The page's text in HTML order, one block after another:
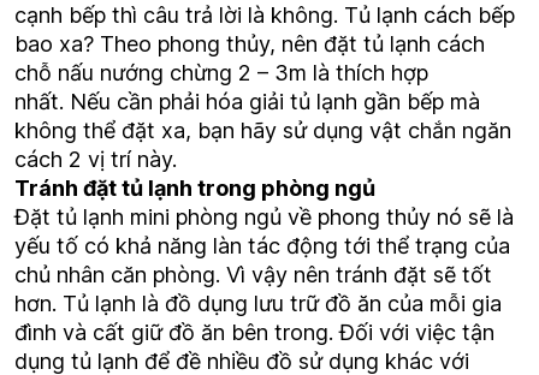
cạnh bếp thì câu trả lời là không. Tủ lạnh cách bếp
bao xa? Theo phong thủy, nên đặt tủ lạnh cách
chỗ nấu nướng chừng 2 – 3m là thích hợp
nhất. Nếu cần phải hóa giải tủ lạnh gần bếp mà
không thể đặt xa, bạn hãy sử dụng vật chắn ngăn
cách 2 vị trí này.
Tránh đặt tủ lạnh trong phòng ngủ
Đặt tủ lạnh mini phòng ngủ về phong thủy nó sẽ là
yếu tố có khả năng làn tác động tới thể trạng của
chủ nhân căn phòng. Vì vậy nên tránh đặt sẽ tốt
hơn. Tủ lạnh là đồ dụng lưu trữ đồ ăn của mỗi gia
đình và cất giữ đồ ăn bên trong. Đối với việc tận
dụng tủ lạnh để đề nhiều đồ sử dụng khác với